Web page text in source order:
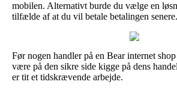
mobilen. Alternativt burde du vælge en
tilfælde af at du vil betale betalingen senere.
Før nogen handler på en Bear internet
være på den sikre side kigge på dens
er tit et tidskrævende arbejde.